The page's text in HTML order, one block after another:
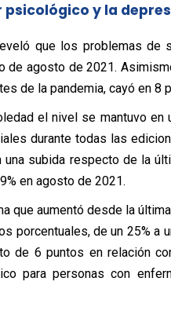
y la
que los problemas de
de agosto de 2021.
de la pandemia, cayó en
el nivel se mantuvo
durante todas las
subida respecto de la
en agosto de 2021.
que aumentó desde la
porcentuales, de un 25% a
de 6 puntos en relación
para personas con